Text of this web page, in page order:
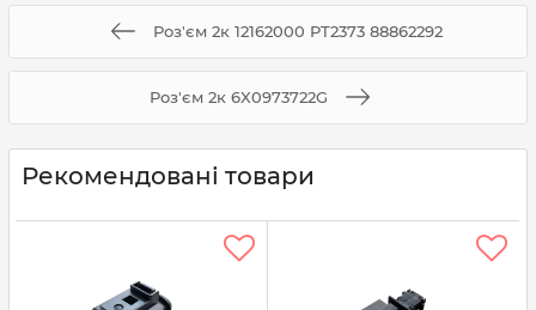
Роз'єм 2к 12162000 PT2373 88862292
Роз'єм 2к 6X0973722G
Рекомендовані товари